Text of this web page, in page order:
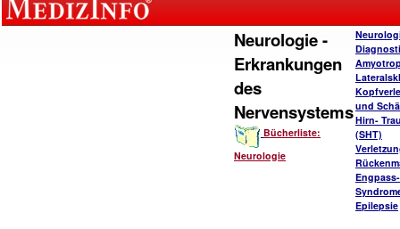
Neurologie -
Erkrankungen
des
Nervensystems
Bücherliste:
Neurologie
und
Hirn-
(SHT)
Engpass-
Epilepsie